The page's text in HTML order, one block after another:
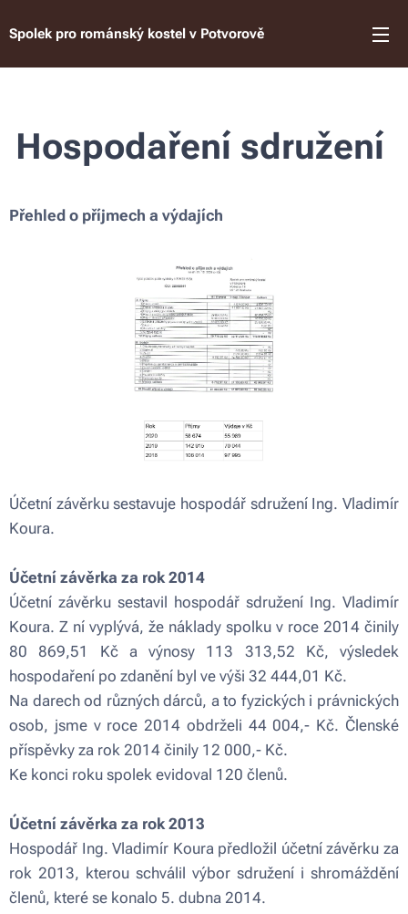
Spolek pro románský kostel v Potvorově
Hospodaření sdružení
Přehled o příjmech a výdajích
Účetní závěrku sestavuje hospodář sdružení Ing. Vladimír
Koura.
Účetní závěrka za rok 2014
Účetní závěrku sestavil hospodář sdružení Ing. Vladimír
Koura. Z ní vyplývá, že náklady spolku v roce 2014 činily
80 869,51 Kč a výnosy 113 313,52 Kč, výsledek
hospodaření po zdanění byl ve výši 32 444,01 Kč.
Na darech od různých dárců, a to fyzických i právnických
osob, jsme v roce 2014 obdrželi 44 004,- Kč. Členské
příspěvky za rok 2014 činily 12 000,- Kč.
Ke konci roku spolek evidoval 120 členů.
Účetní závěrka za rok 2013
Hospodář Ing. Vladimír Koura předložil účetní závěrku za
rok 2013, kterou schválil výbor sdružení i shromáždění
členů, které se konalo 5. dubna 2014.